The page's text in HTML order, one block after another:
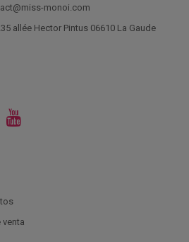
monoi.com
allée Hector Pintus 06610 La Gaude